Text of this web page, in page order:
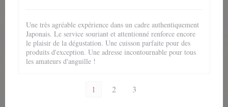
Une très agréable expérience dans un cadre authentiquement
Japonais. Le service souriant et attentionné renforce encore
le plaisir de la dégustation. Une cuisson parfaite pour des
produits d'exception. Une adresse incontournable pour tous
les amateurs d'anguille !
1 2 3